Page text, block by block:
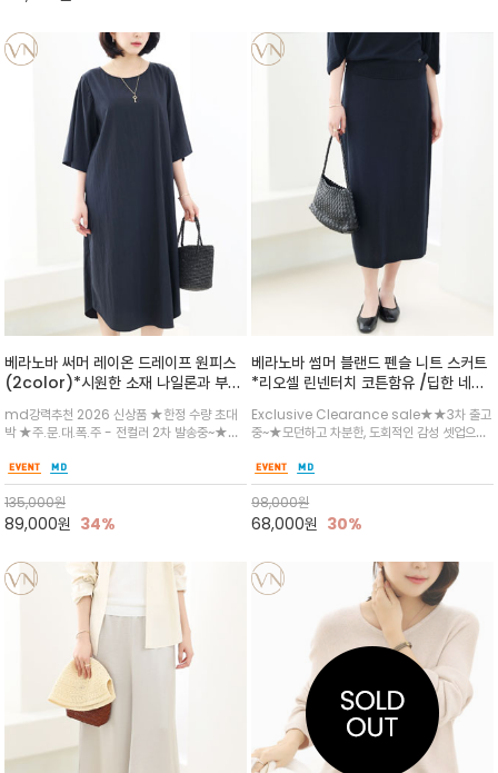
베라노바 써머 레이온 드레이프 원피스
(2color)*시원한 소재 나일론과 부드
러운 레이온 블랜디드 /몸을 따라 부드
럽게 흐르는 드레이프(Drape) 실루엣
을 강조하여 걷거나 움직일 때 자연스러
운 멋이 나도록 표현
md강력추천 2026 신상품 ★한정 수량 초대
박 ★주.문.대.폭.주 - 전컬러 2차 발송중~★불
인 /팔뚝살을 커버하는 안정적인 소매 / 여유 있
는 일자 실루엣과 팔을 자연스럽게 커버하는 소
매, 뒷중심 절개/편안하면서도 세련
135,000원
89,000원 34%
베라노바 썸머 블랜드 펜슬 니트 스커트
*리오셀 린넨터치 코튼함유 /딥한 네이
비색감의 세련된 컬러감과 펜슬 핏으로
부담없이 자연스럽게 흐르는 롱라인/
Exclusive Clearance sale★★3차 출고
중~★모던하고 차분한, 도회적인 감성 셋업으로
된 실루엣과 후면 슬릿 디테일이 세련된 무드의
활동성까지 ~
98,000원
68,000원 30%